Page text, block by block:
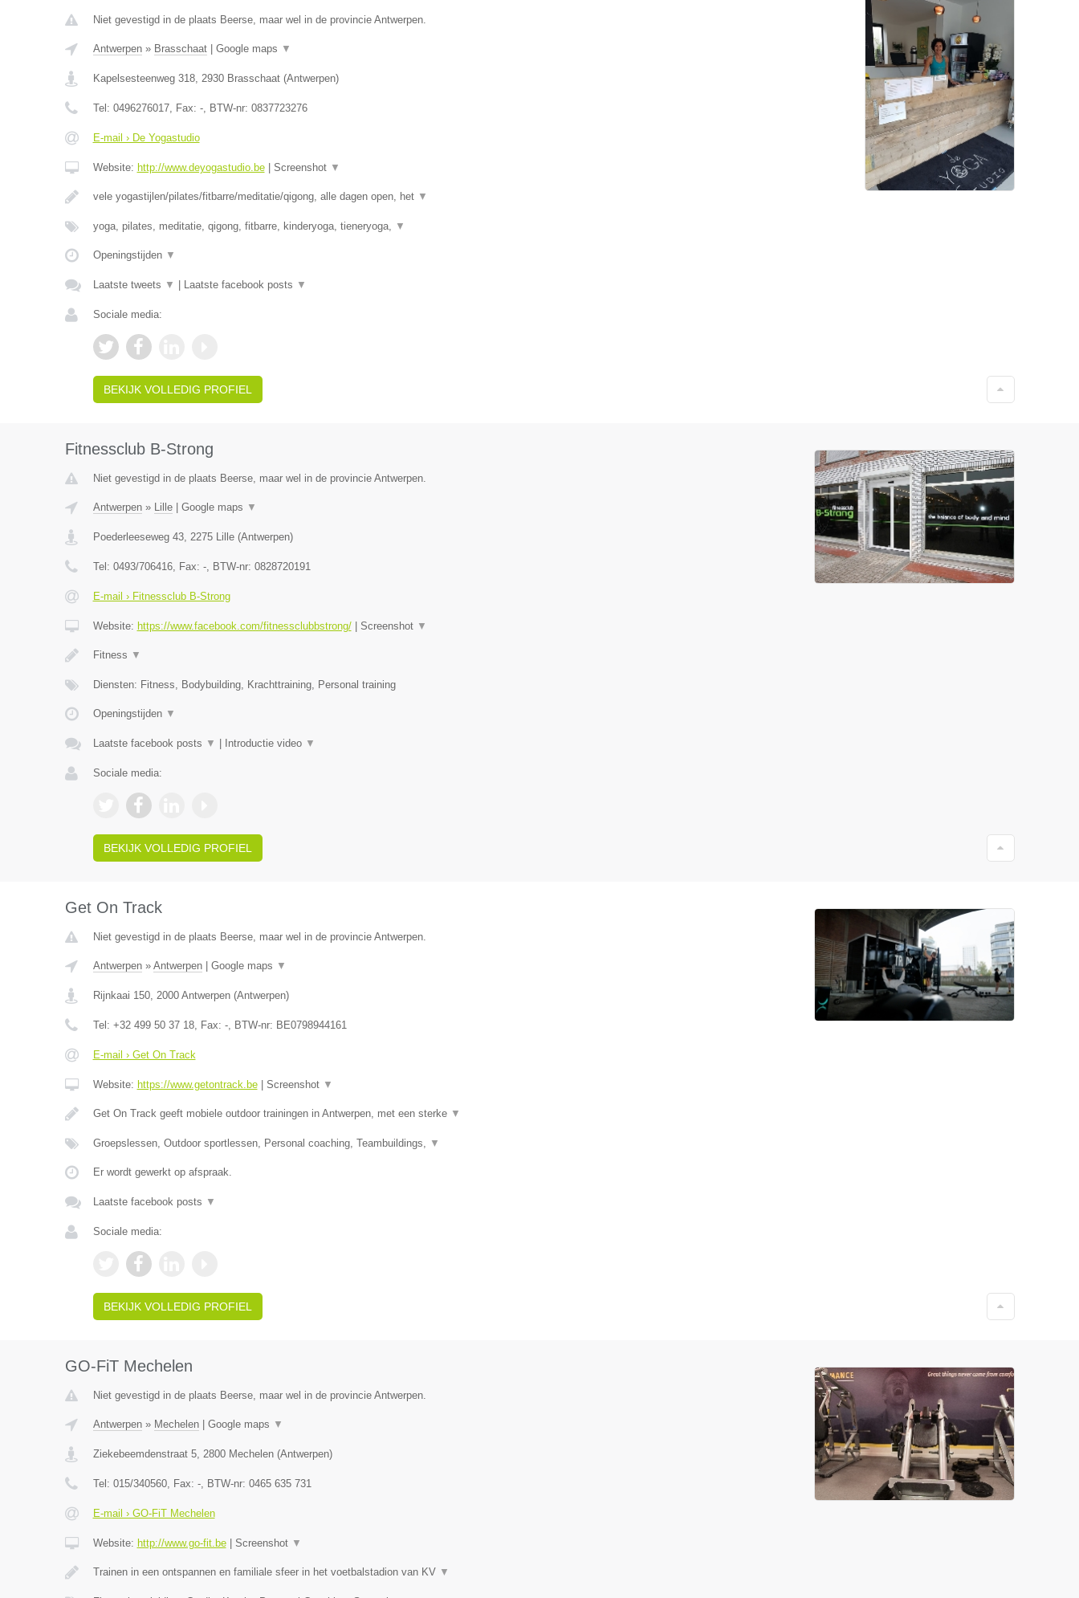
Niet gevestigd in de plaats Beerse, maar wel in de provincie Antwerpen.
Antwerpen» Brasschaat| Google maps ▼
Kapelsesteenweg 318, 2930 Brasschaat(Antwerpen)
Tel: 0496276017, Fax: -, BTW-nr: 0837723276
E-mail › De Yogastudio
Website: http://www.deyogastudio.be| Screenshot ▼
vele yogastijlen/pilates/fitbarre/meditatie/qigong, alle dagen open, het ▼
yoga, pilates, meditatie, qigong, fitbarre, kinderyoga, tieneryoga, ▼
Openingstijden ▼
Laatste tweets ▼ Laatste facebook posts ▼
Sociale media:
BEKIJK VOLLEDIG PROFIEL
Fitnessclub B-Strong
Niet gevestigd in de plaats Beerse, maar wel in de provincie Antwerpen.
Antwerpen» Lille| Google maps ▼
Poederleeseweg 43, 2275 Lille(Antwerpen)
Tel: 0493/706416, Fax: -, BTW-nr: 0828720191
E-mail › Fitnessclub B-Strong
Website: https://www.facebook.com/fitnessclubbstrong/| Screenshot ▼
Fitness ▼
Diensten: Fitness, Bodybuilding, Krachttraining, Personal training
Openingstijden ▼
Laatste facebook posts ▼ Introductie video ▼
Sociale media:
BEKIJK VOLLEDIG PROFIEL
Get On Track
Niet gevestigd in de plaats Beerse, maar wel in de provincie Antwerpen.
Antwerpen» Antwerpen| Google maps ▼
Rijnkaai 150, 2000 Antwerpen(Antwerpen)
Tel: +32 499 50 37 18, Fax: -, BTW-nr: BE0798944161
E-mail › Get On Track
Website: https://www.getontrack.be| Screenshot ▼
Get On Track geeft mobiele outdoor trainingen in Antwerpen, met een sterke ▼
Groepslessen, Outdoor sportlessen, Personal coaching, Teambuildings, ▼
Er wordt gewerkt op afspraak.
Laatste facebook posts ▼
Sociale media:
BEKIJK VOLLEDIG PROFIEL
GO-FiT Mechelen
Niet gevestigd in de plaats Beerse, maar wel in de provincie Antwerpen.
Antwerpen» Mechelen| Google maps ▼
Ziekebeemdenstraat 5, 2800 Mechelen(Antwerpen)
Tel: 015/340560, Fax: -, BTW-nr: 0465 635 731
E-mail › GO-FiT Mechelen
Website: http://www.go-fit.be| Screenshot ▼
Trainen in een ontspannen en familiale sfeer in het voetbalstadion van KV ▼